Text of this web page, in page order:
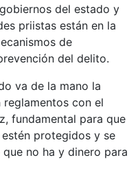
del estado y
priistas están en la
de
del delito.
va de la mano la
con el
fundamental para que
protegidos y se
no ha y dinero para